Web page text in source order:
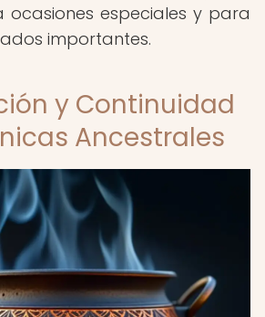
ocasiones especiales y para
importantes.
y Continuidad
Ancestrales